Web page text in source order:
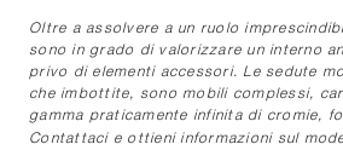
Oltre a assolvere a un ruolo
sono in grado di valorizzare un interno
privo di elementi accessori. Le sedute
che imbottite, sono mobili complessi,
gamma praticamente infinita di cromie,
Contattaci e ottieni informazioni sul